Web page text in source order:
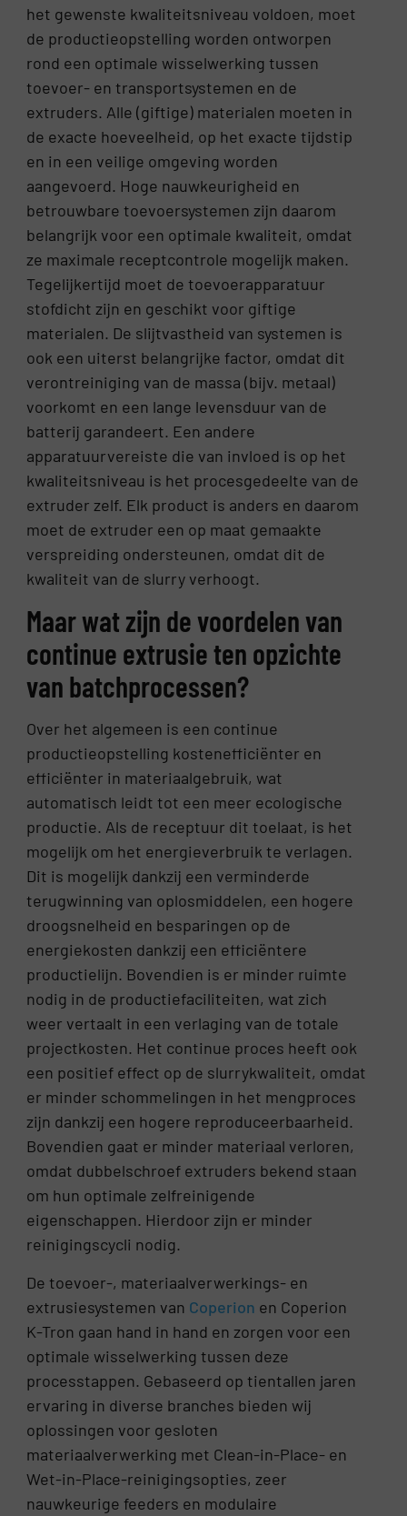
het gewenste kwaliteitsniveau voldoen, moet
de productieopstelling worden ontworpen
rond een optimale wisselwerking tussen
toevoer- en transportsystemen en de
extruders. Alle (giftige) materialen moeten in
de exacte hoeveelheid, op het exacte tijdstip
en in een veilige omgeving worden
aangevoerd. Hoge nauwkeurigheid en
betrouwbare toevoersystemen zijn daarom
belangrijk voor een optimale kwaliteit, omdat
ze maximale receptcontrole mogelijk maken.
Tegelijkertijd moet de toevoerapparatuur
stofdicht zijn en geschikt voor giftige
materialen. De slijtvastheid van systemen is
ook een uiterst belangrijke factor, omdat dit
verontreiniging van de massa (bijv. metaal)
voorkomt en een lange levensduur van de
batterij garandeert. Een andere
apparatuurvereiste die van invloed is op het
kwaliteitsniveau is het procesgedeelte van de
extruder zelf. Elk product is anders en daarom
moet de extruder een op maat gemaakte
verspreiding ondersteunen, omdat dit de
kwaliteit van de slurry verhoogt.
Maar wat zijn de voordelen van
continue extrusie ten opzichte
van batchprocessen?
Over het algemeen is een continue
productieopstelling kostenefficiënter en
efficiënter in materiaalgebruik, wat
automatisch leidt tot een meer ecologische
productie. Als de receptuur dit toelaat, is het
mogelijk om het energieverbruik te verlagen.
Dit is mogelijk dankzij een verminderde
terugwinning van oplosmiddelen, een hogere
droogsnelheid en besparingen op de
energiekosten dankzij een efficiëntere
productielijn. Bovendien is er minder ruimte
nodig in de productiefaciliteiten, wat zich
weer vertaalt in een verlaging van de totale
projectkosten. Het continue proces heeft ook
een positief effect op de slurrykwaliteit, omdat
er minder schommelingen in het mengproces
zijn dankzij een hogere reproduceerbaarheid.
Bovendien gaat er minder materiaal verloren,
omdat dubbelschroef extruders bekend staan ​​
om hun optimale zelfreinigende
eigenschappen. Hierdoor zijn er minder
reinigingscycli nodig.
De toevoer-, materiaalverwerkings- en
extrusiesystemen van Coperion en Coperion
K-Tron gaan hand in hand en zorgen voor een
optimale wisselwerking tussen deze
processtappen. Gebaseerd op tientallen jaren
ervaring in diverse branches bieden wij
oplossingen voor gesloten
materiaalverwerking met Clean-in-Place- en
Wet-in-Place-reinigingsopties, zeer
nauwkeurige feeders en modulaire